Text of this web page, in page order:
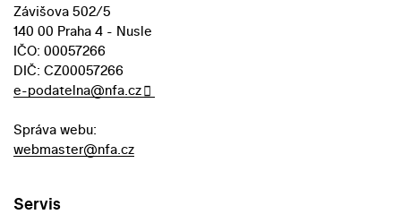
Závišova 502/5
140 00 Praha 4 - Nusle
IČO: 00057266
DIČ: CZ00057266
e-podatelna@nfa.cz
Správa webu:
webmaster@nfa.cz
Servis